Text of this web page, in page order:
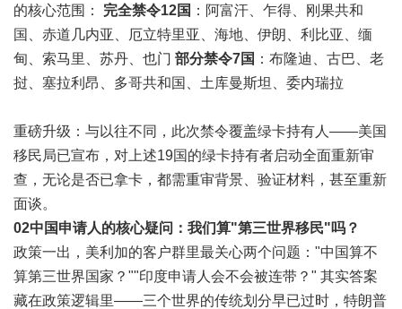
的核心范围： 完全禁令12国 ：阿富汗、乍得、刚果共和
国、赤道几内亚、厄立特里亚、海地、伊朗、利比亚、缅
甸、索马里、苏丹、也门 部分禁令7国 ：布隆迪、古巴、老
挝、塞拉利昂、多哥共和国、土库曼斯坦、委内瑞拉
重磅升级：与以往不同，此次禁令覆盖绿卡持有人——美国
移民局已宣布，对上述19国的绿卡持有者启动全面重新审
查，无论是否已拿卡，都需重审背景、验证材料，甚至重新
面谈。
02中国申请人的核心疑问：我们算"第三世界移民"吗？
政策一出，美利加的客户群里最关心两个问题："中国算不
算第三世界国家？""印度申请人会不会被连带？" 其实答案
藏在政策逻辑里——三个世界的传统划分早已过时，特朗普